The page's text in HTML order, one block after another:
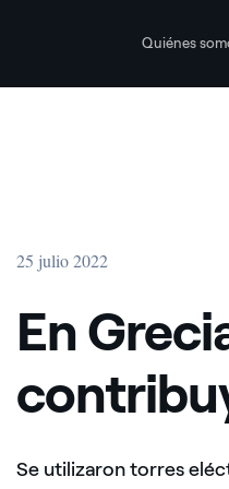
Quiénes
también a la belleza
25 julio 2022
En
Se utilizaron torres